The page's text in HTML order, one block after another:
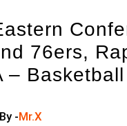
76ers,
–
By -Mr.X